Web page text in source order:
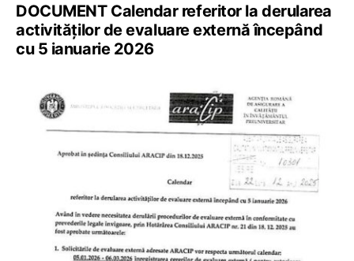
DOCUMENT Calendar referitor la derularea
activităților de evaluare externă începând
cu 5 ianuarie 2026